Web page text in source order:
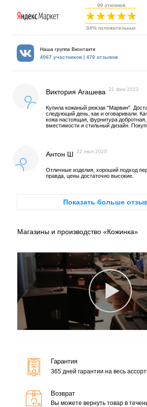
99 откликов
94% положительных
Наша группа Вконтакте
4067 участников | 470 отзывов
Виктория Агашева 21 фев 2023
Купила кожаный рюкзак "Марвин".
следующий день, как и оговаривали.
кожа настоящая, фурнитура
вместимости и стильный дизайн.
Антон Ш 22 июл 2020
Отличные изделия, хороший подход
правда, цены достаточно высокие.
Показать больше
Магазины и производство «Кожинка»
Гарантия
365 дней гарантии на весь
Возврат
Вы можете вернуть товар в